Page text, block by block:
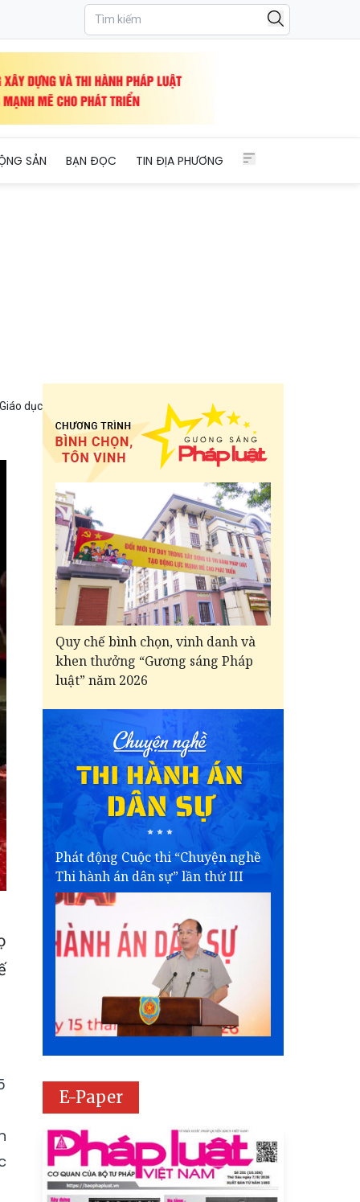
SẢN BẠN ĐỌC TIN ĐỊA PHƯƠNG
dục
Quy chế bình chọn, vinh danh và
khen thưởng “Gương sáng Pháp
luật” năm 2026
Phát động Cuộc thi “Chuyện nghề
Thi hành án dân sự” lần thứ III
E-Paper